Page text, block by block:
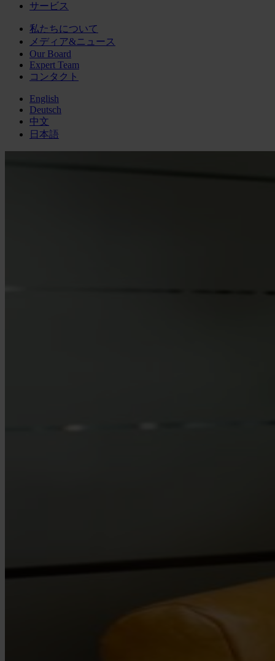
サービス
私たちについて
メディア&ニュース
Our Board
Expert Team
コンタクト
English
Deutsch
中文
日本語